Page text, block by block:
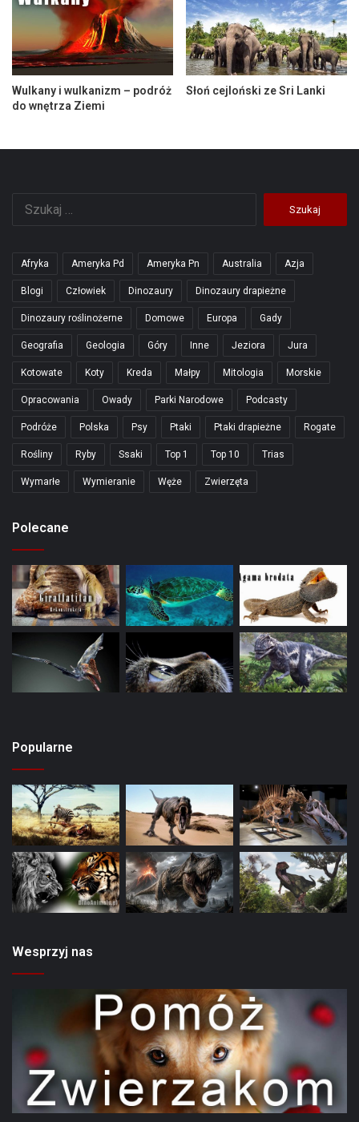
Wulkany i wulkanizm – podróż
do wnętrza Ziemi
Słoń cejloński ze Sri Lanki
Afryka Ameryka Pd Ameryka Pn Australia Azja
Blogi Człowiek Dinozaury Dinozaury drapieżne
Dinozaury roślinożerne Domowe Europa Gady
Geografia Geologia Góry Inne Jeziora Jura
Kotowate Koty Kreda Małpy Mitologia Morskie
Opracowania Owady Parki Narodowe Podcasty
Podróże Polska Psy Ptaki Ptaki drapieżne Rogate
Rośliny Ryby Ssaki Top 1 Top 10 Trias
Wymarłe Wymieranie Węże Zwierzęta
Polecane
Popularne
Wesprzyj nas